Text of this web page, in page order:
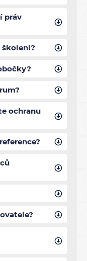
práv
školení?
ochranu